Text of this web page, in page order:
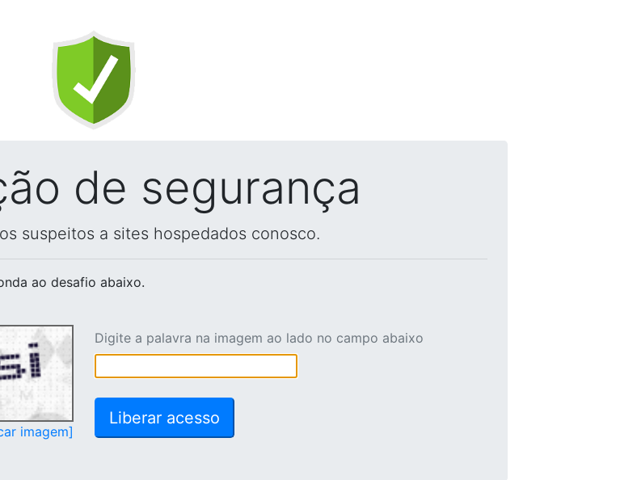
de segurança
suspeitos a sites hospedados conosco.
ao desafio abaixo.
imagem]
Digite a palavra na imagem ao lado no campo abaixo